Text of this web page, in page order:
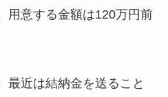
用意する金額は120万円前
最近は結納金を送ること